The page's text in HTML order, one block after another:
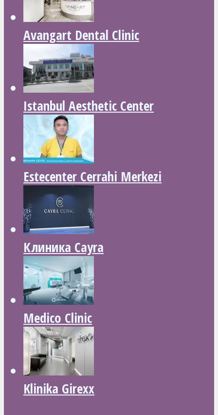
Avangart Dental Clinic
Istanbul Aesthetic Center
Estecenter Cerrahi Merkezi
Клиника Cayra
Medico Clinic
Klinika Girexx